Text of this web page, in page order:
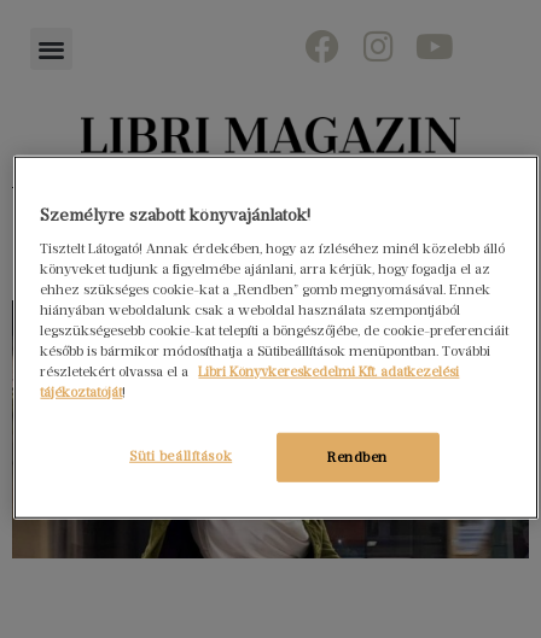
Személyre szabott könyvajánlatok!
Tisztelt Látogató! Annak érdekében, hogy az ízléséhez minél közelebb álló
könyveket tudjunk a figyelmébe ajánlani, arra kérjük, hogy fogadja el az
ehhez szükséges cookie-kat a „Rendben” gomb megnyomásával. Ennek
hiányában weboldalunk csak a weboldal használata szempontjából
legszükségesebb cookie-kat telepíti a böngészőjébe, de cookie-preferenciáit
később is bármikor módosíthatja a Sütibeállítások menüpontban. További
részletekért olvassa el a
Libri Könyvkereskedelmi Kft. adatkezelési
tájékoztatóját!
Rendben
Süti beállítások